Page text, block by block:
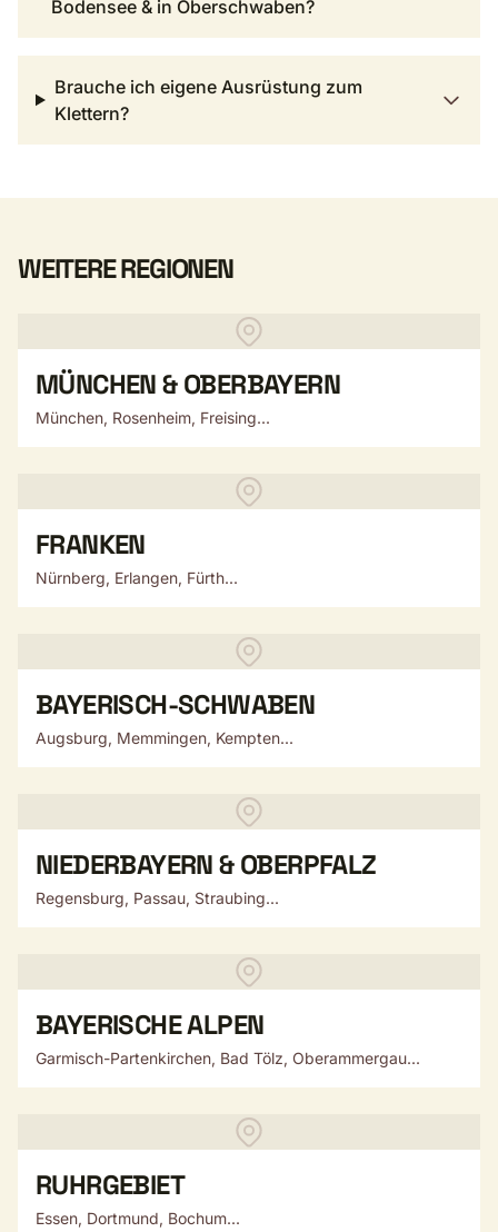
Bodensee & in Oberschwaben?
Brauche ich eigene Ausrüstung zum
Klettern?
WEITERE REGIONEN
MÜNCHEN & OBERBAYERN
München, Rosenheim, Freising...
FRANKEN
Nürnberg, Erlangen, Fürth...
BAYERISCH-SCHWABEN
Augsburg, Memmingen, Kempten...
NIEDERBAYERN & OBERPFALZ
Regensburg, Passau, Straubing...
BAYERISCHE ALPEN
Garmisch-Partenkirchen, Bad Tölz, Oberammergau...
RUHRGEBIET
Essen, Dortmund, Bochum...